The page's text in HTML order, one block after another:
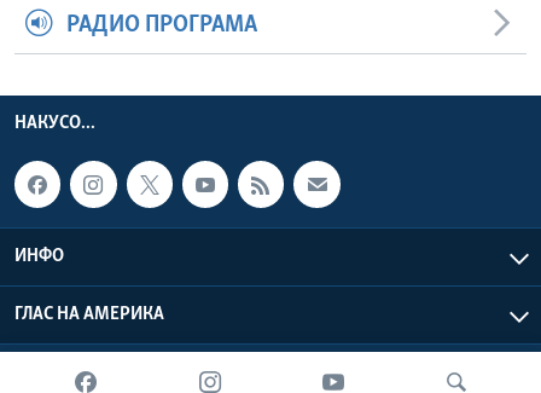
РАДИО ПРОГРАМА
НАКУСО...
ИНФО
ГЛАС НА АМЕРИКА
Глас на Америка © 2026 VOA, Inc. Сите права задржани.